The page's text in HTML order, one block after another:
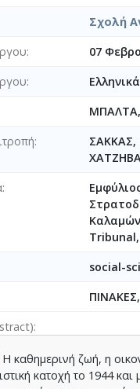
Σχολή
07
Ελληνικά
ΣΑΚΚΑΣ,
social-
καθημερινή ζωή, η
κατοχή το 1944